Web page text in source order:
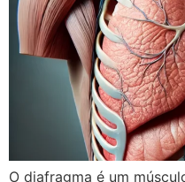
O diafragma é um